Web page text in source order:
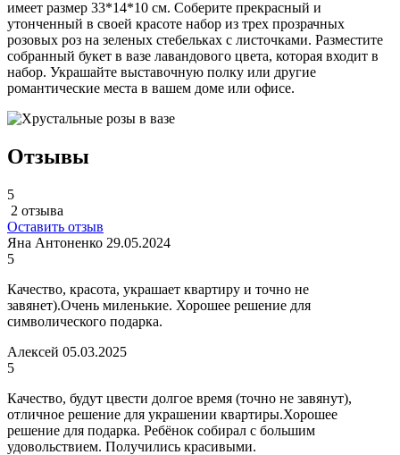
имеет размер 33*14*10 см. Соберите прекрасный и
утонченный в своей красоте набор из трех прозрачных
розовых роз на зеленых стебельках с листочками. Разместите
собранный букет в вазе лавандового цвета, которая входит в
набор. Украшайте выставочную полку или другие
романтические места в вашем доме или офисе.
Отзывы
5
2 отзыва
Оставить отзыв
Яна Антоненко 29.05.2024
5
Качество, красота, украшает квартиру и точно не
завянет).Очень миленькие. Хорошее решение для
символического подарка.
Алексей 05.03.2025
5
Качество, будут цвести долгое время (точно не завянут),
отличное решение для украшении квартиры.Хорошее
решение для подарка. Ребёнок собирал с большим
удовольствием. Получились красивыми.